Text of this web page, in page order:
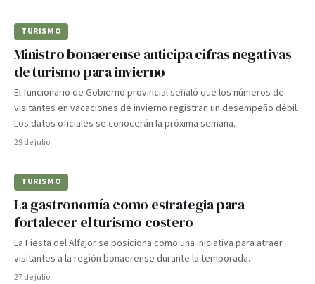
TURISMO
Ministro bonaerense anticipa cifras negativas
de turismo para invierno
El funcionario de Gobierno provincial señaló que los números de
visitantes en vacaciones de invierno registran un desempeño débil.
Los datos oficiales se conocerán la próxima semana.
29 de julio
TURISMO
La gastronomía como estrategia para
fortalecer el turismo costero
La Fiesta del Alfajor se posiciona como una iniciativa para atraer
visitantes a la región bonaerense durante la temporada.
27 de julio